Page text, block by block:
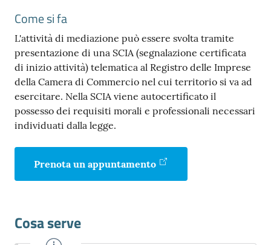
Come si fa
L'attività di mediazione può essere svolta tramite
presentazione di una SCIA (segnalazione certificata
di inizio attività) telematica al Registro delle Imprese
della Camera di Commercio nel cui territorio si va ad
esercitare. Nella SCIA viene autocertificato il
possesso dei requisiti morali e professionali necessari
individuati dalla legge.
Prenota un appuntamento
Cosa serve